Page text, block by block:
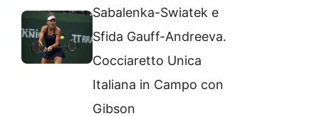
Sabalenka-Swiatek e
Sfida Gauff-Andreeva.
Cocciaretto Unica
Italiana in Campo con
Gibson